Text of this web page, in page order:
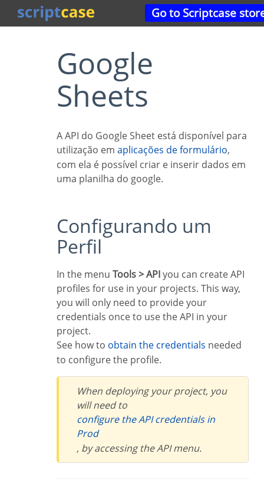
Go to Scriptcase
Google
Sheets
A API do Google Sheet está disponível para
utilização em
aplicações de formulário,
com ela é possível criar e inserir dados em
uma planilha do google.
Configurando um
Perfil
In the menu Tools > APIyou can create API
profiles for use in your projects. This way,
you will only need to provide your
credentials once to use the API in your
project.
See how to
obtain the credentials needed
to configure the profile.
When deploying your project, you
will need to
configure the API credentials in
Prod
, by accessing the API menu.